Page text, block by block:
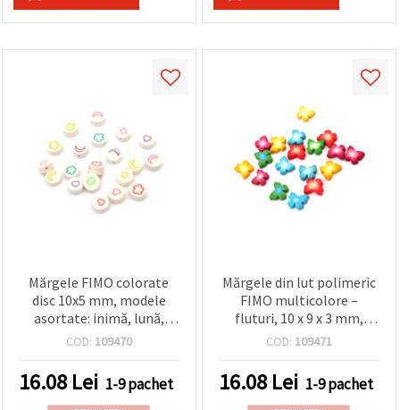
Mărgele FIMO colorate
disc 10x5 mm, modele
asortate: inimă, lună,
floare și stea, set 20
COD: 109470
16.08 Lei 1-9 pachet
Mărgele din lut polimeric
FIMO multicolore –
fluturi, 10 x 9 x 3 mm,
orificiu 2 mm, culori
COD: 109471
16.08 Lei 1-9 pachet